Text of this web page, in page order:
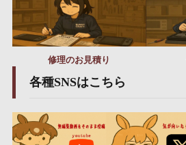
修理のお見積り
各種SNSはこちら